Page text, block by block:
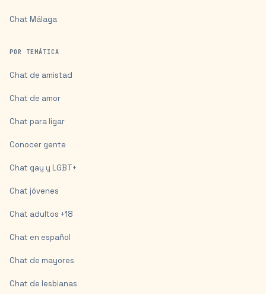
Chat Málaga
POR TEMÁTICA
Chat de amistad
Chat de amor
Chat para ligar
Conocer gente
Chat gay y LGBT+
Chat jóvenes
Chat adultos +18
Chat en español
Chat de mayores
Chat de lesbianas